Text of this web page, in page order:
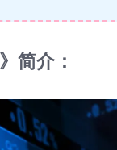
简介：